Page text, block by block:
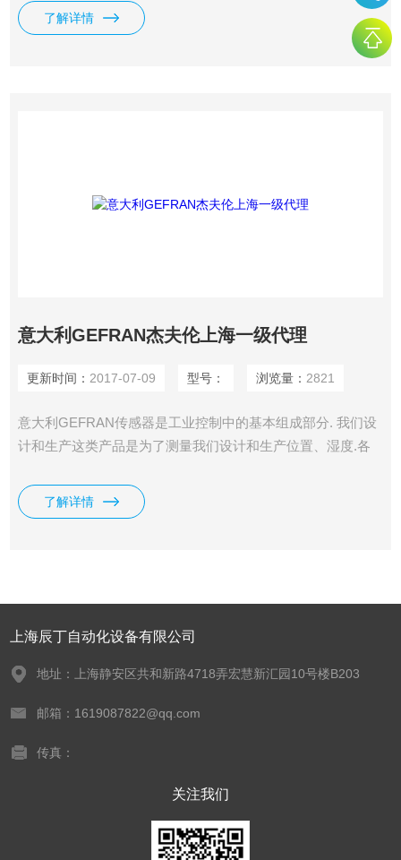
传感器上海总经销，经销意大利杰夫伦传感器全线产品，意大
利*。
了解详情
意大利GEFRAN杰夫伦上海一级代理
更新时间： 2017-07-09 型号： 浏览量： 2821
意大利GEFRAN传感器是工业控制中的基本组成部分. 我们设
计和生产这类产品是为了测量我们设计和生产位置、湿度.各
护环境的各种干扰和配备高科技仪器操作和控制. GEFRAN杰
夫伦公司是一家性的工控控制产品提供商，它所开发和生产的
了解详情
上海辰丁自动化设备有限公司
地址：上海静安区共和新路4718弄宏慧新汇园10号楼B203
邮箱：1619087822@qq.com
传真：
关注我们